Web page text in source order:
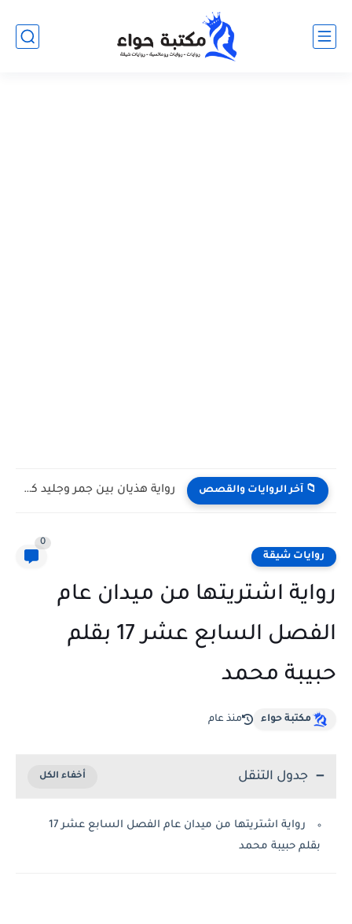
📁 آخر الروايات والقصص رواية هذيان بين جمر وجليد كامله وحصريه بقلم نورا ناصر
روايات شيقة
0
رواية اشتريتها من ميدان عام
الفصل السابع عشر 17 بقلم
حبيبة محمد
مكتبة حواء منذ عام
جدول التنقل
رواية اشتريتها من ميدان عام الفصل السابع عشر 17
بقلم حبيبة محمد